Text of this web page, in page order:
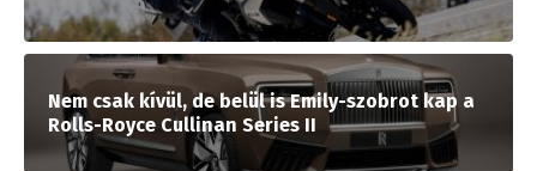
Nem csak kívül, de belül is Emily-szobrot kap a
Rolls-Royce Cullinan Series II